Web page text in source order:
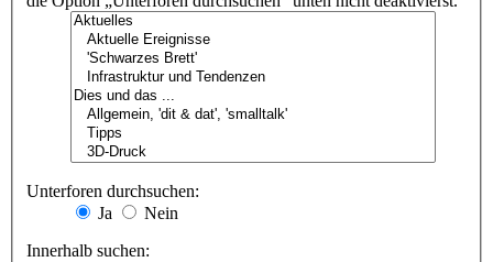
Unterforen durchsuchen:
Ja
Nein
Innerhalb suchen: